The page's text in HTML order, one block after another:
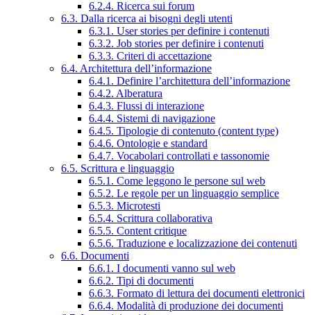
6.2.4. Ricerca sui forum
6.3. Dalla ricerca ai bisogni degli utenti
6.3.1. User stories per definire i contenuti
6.3.2. Job stories per definire i contenuti
6.3.3. Criteri di accettazione
6.4. Architettura dell’informazione
6.4.1. Definire l’architettura dell’informazione
6.4.2. Alberatura
6.4.3. Flussi di interazione
6.4.4. Sistemi di navigazione
6.4.5. Tipologie di contenuto (content type)
6.4.6. Ontologie e standard
6.4.7. Vocabolari controllati e tassonomie
6.5. Scrittura e linguaggio
6.5.1. Come leggono le persone sul web
6.5.2. Le regole per un linguaggio semplice
6.5.3. Microtesti
6.5.4. Scrittura collaborativa
6.5.5. Content critique
6.5.6. Traduzione e localizzazione dei contenuti
6.6. Documenti
6.6.1. I documenti vanno sul web
6.6.2. Tipi di documenti
6.6.3. Formato di lettura dei documenti elettronici
6.6.4. Modalità di produzione dei documenti